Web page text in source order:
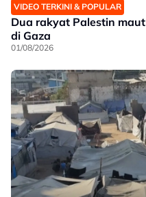
VIDEO TERKINI & POPULAR
Dua rakyat Palestin
di Gaza
01/08/2026